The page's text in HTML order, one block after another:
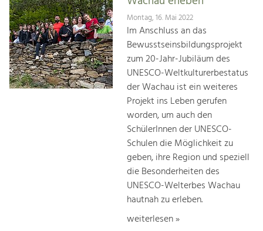
Montag, 16. Mai 2022
Im Anschluss an das
Bewusstseinsbildungsprojekt
zum 20-Jahr-Jubiläum des
UNESCO-Weltkulturerbestatus
der Wachau ist ein weiteres
Projekt ins Leben gerufen
worden, um auch den
SchülerInnen der UNESCO-
Schulen die Möglichkeit zu
geben, ihre Region und speziell
die Besonderheiten des
UNESCO-Welterbes Wachau
hautnah zu erleben.
weiterlesen »